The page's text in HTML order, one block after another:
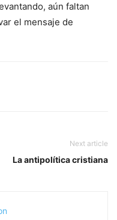
aún faltan
el mensaje de
Next article
La antipolítica cristiana